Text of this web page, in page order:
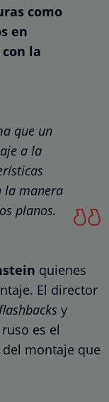
como
en
la
que un
a la
la manera
planos.
quienes
El director
flashbacks y
es el
montaje que